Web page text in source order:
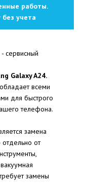
работы.
учета
сервисный
Galaxy A24.
всеми
для быстрого
телефона.
замена
от
замены